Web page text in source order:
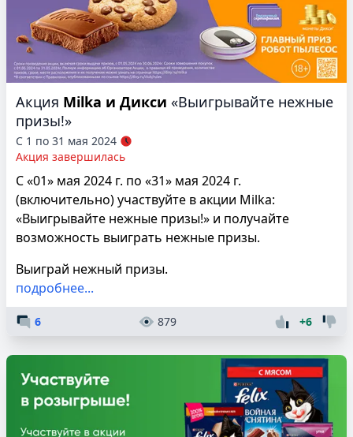
Акция Milka и Дикси «Выигрывайте нежные
призы!»
С 1 по 31 мая 2024
Акция завершилась
С «01» мая 2024 г. по «31» мая 2024 г.
(включительно) участвуйте в акции Milka:
«Выигрывайте нежные призы!» и получайте
возможность выиграть нежные призы.
Выиграй нежный призы.
подробнее...
6 879 +6